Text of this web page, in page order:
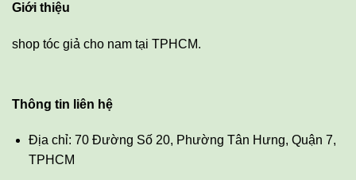
Giới thiệu
shop tóc giả cho nam tại TPHCM.
Thông tin liên hệ
Địa chỉ: 70 Đường Số 20, Phường Tân Hưng, Quận 7,
TPHCM